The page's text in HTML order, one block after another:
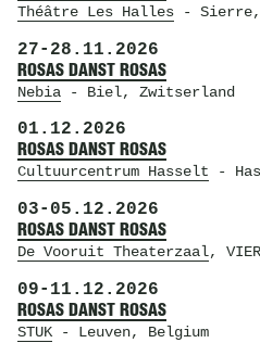
Théâtre Les Halles- Sierre,
27- 28.11.2026
ROSAS DANST ROSAS
Nebia- Biel, Zwitserland
01.12.2026
ROSAS DANST ROSAS
Cultuurcentrum Hasselt -
03- 05.12.2026
ROSAS DANST ROSAS
De Vooruit Theaterzaal,
09- 11.12.2026
ROSAS DANST ROSAS
STUK- Leuven, Belgium